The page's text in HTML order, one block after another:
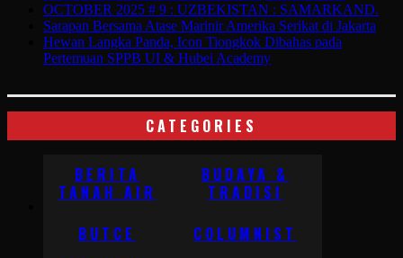
OCTOBER 2025 # 9 : UZBEKISTAN : SAMARKAND.
Sarapan Bersama Atase Marinir Amerika Serikat di Jakarta
Hewan Langka Panda, Icon Tiongkok Dibahas pada
Pertemuan SPPB UI & Hubei Academy
CATEGORIES
BERITA
TANAH AIR
BUDAYA &
TRADISI
BUTCE
COLUMNIST